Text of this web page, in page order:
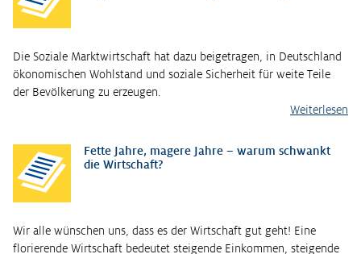
Die Soziale Marktwirtschaft hat dazu beigetragen, in Deutschland
ökonomischen Wohlstand und soziale Sicherheit für weite Teile
der Bevölkerung zu erzeugen.
Weiterlesen
Fette Jahre, magere Jahre – warum schwankt
die Wirtschaft?
Wir alle wünschen uns, dass es der Wirtschaft gut geht! Eine
florierende Wirtschaft bedeutet steigende Einkommen, steigende